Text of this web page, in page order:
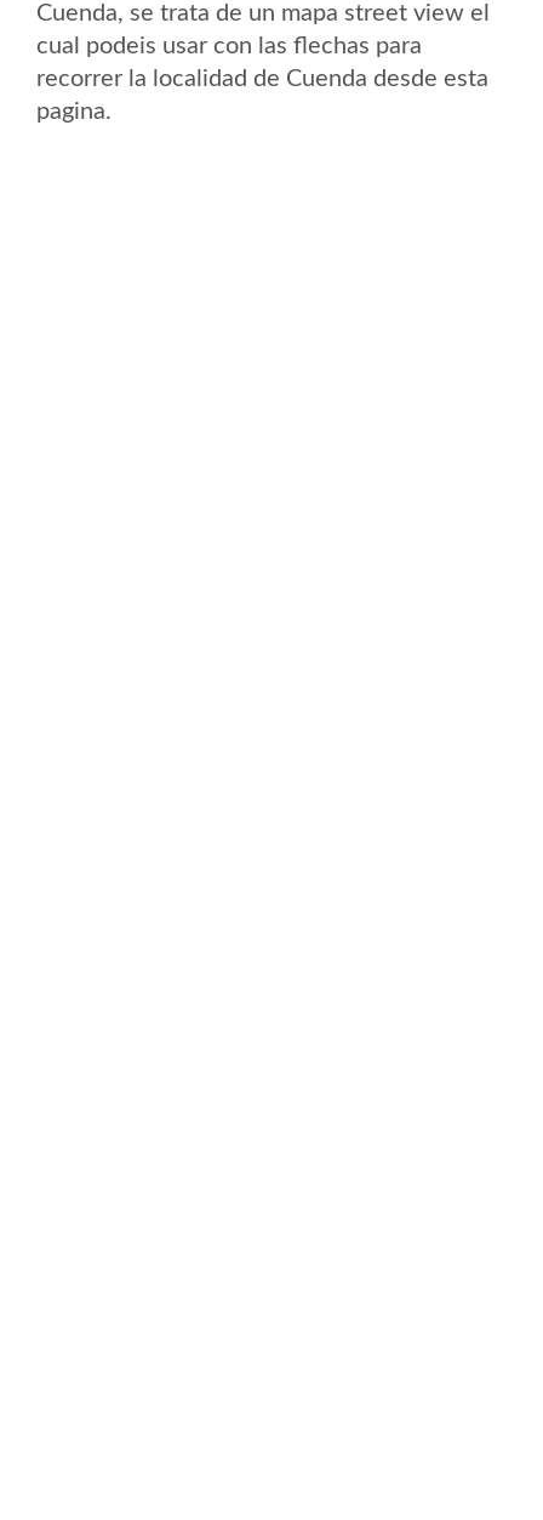
Cuenda, se trata de un mapa street view el
cual podeis usar con las flechas para
recorrer la localidad de Cuenda desde esta
pagina.